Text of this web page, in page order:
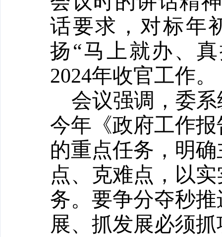
话要求，对标年
扬“马上就办、
2024年收官工作。
会议强调，委
今年《政府工作
的重点任务 ，明
点、克难点，以
务。要争分夺秒
展、抓发展必须